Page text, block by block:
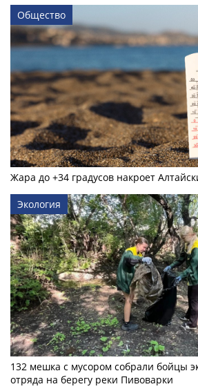
Общество
Жара до +34 градусов накроет
Экология
132 мешка с мусором собрали бойцы
отряда на берегу реки Пивоварки